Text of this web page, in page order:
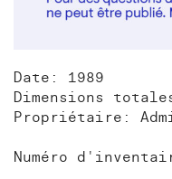
Date: 1989
Dimensions
Propriétaire:
Numéro